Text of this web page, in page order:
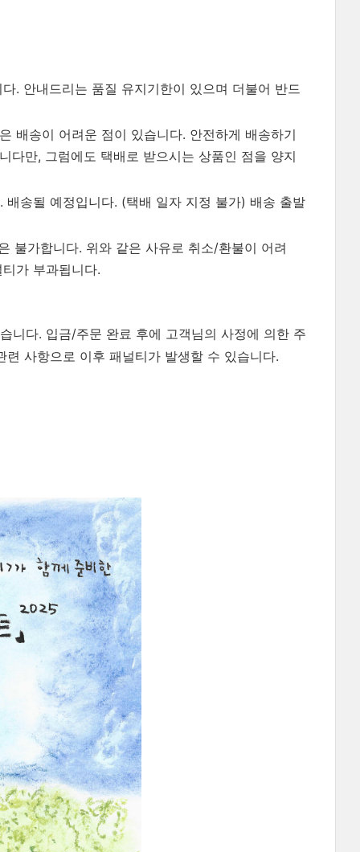
. 안내드리는 품질 유지기한이 있으며 더불어 반드
배송이 어려운 점이 있습니다. 안전하게 배송하기
다만, 그럼에도 택배로 받으시는 상품인 점을 양지
송될 예정입니다. (택배 일자 지정 불가) 배송 출발
불가합니다. 위와 같은 사유로 취소/환불이 어려
가 부과됩니다.
니다. 입금/주문 완료 후에 고객님의 사정에 의한 주
사항으로 이후 패널티가 발생할 수 있습니다.